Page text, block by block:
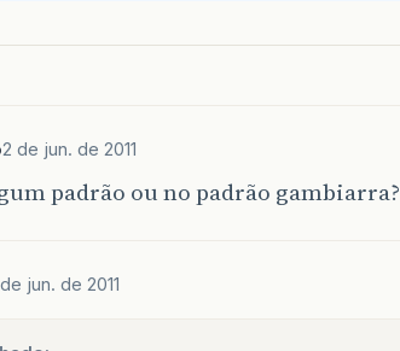
2 de jun. de 2011
padrão ou no padrão gambiarra?
jun. de 2011